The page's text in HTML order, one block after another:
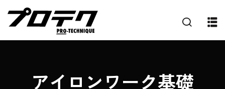
アイロンワーク基礎